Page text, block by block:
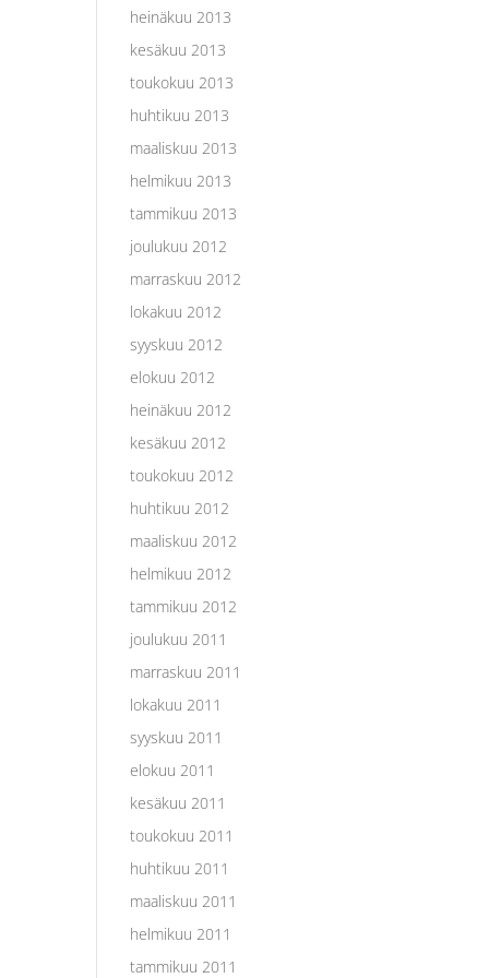
heinäkuu 2013
kesäkuu 2013
toukokuu 2013
huhtikuu 2013
maaliskuu 2013
helmikuu 2013
tammikuu 2013
joulukuu 2012
marraskuu 2012
lokakuu 2012
syyskuu 2012
elokuu 2012
heinäkuu 2012
kesäkuu 2012
toukokuu 2012
huhtikuu 2012
maaliskuu 2012
helmikuu 2012
tammikuu 2012
joulukuu 2011
marraskuu 2011
lokakuu 2011
syyskuu 2011
elokuu 2011
kesäkuu 2011
toukokuu 2011
huhtikuu 2011
maaliskuu 2011
helmikuu 2011
tammikuu 2011